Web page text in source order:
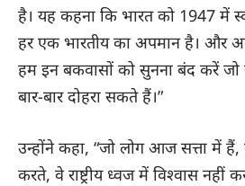
है। यह कहना कि भारत को 1947 में
हर एक भारतीय का अपमान है। और
हम इन बकवासों को सुनना बंद करें
बार-बार दोहरा सकते हैं।”
उन्होंने कहा, “जो लोग आज सत्ता में
करते, वे राष्ट्रीय ध्वज में विश्वास नहीं